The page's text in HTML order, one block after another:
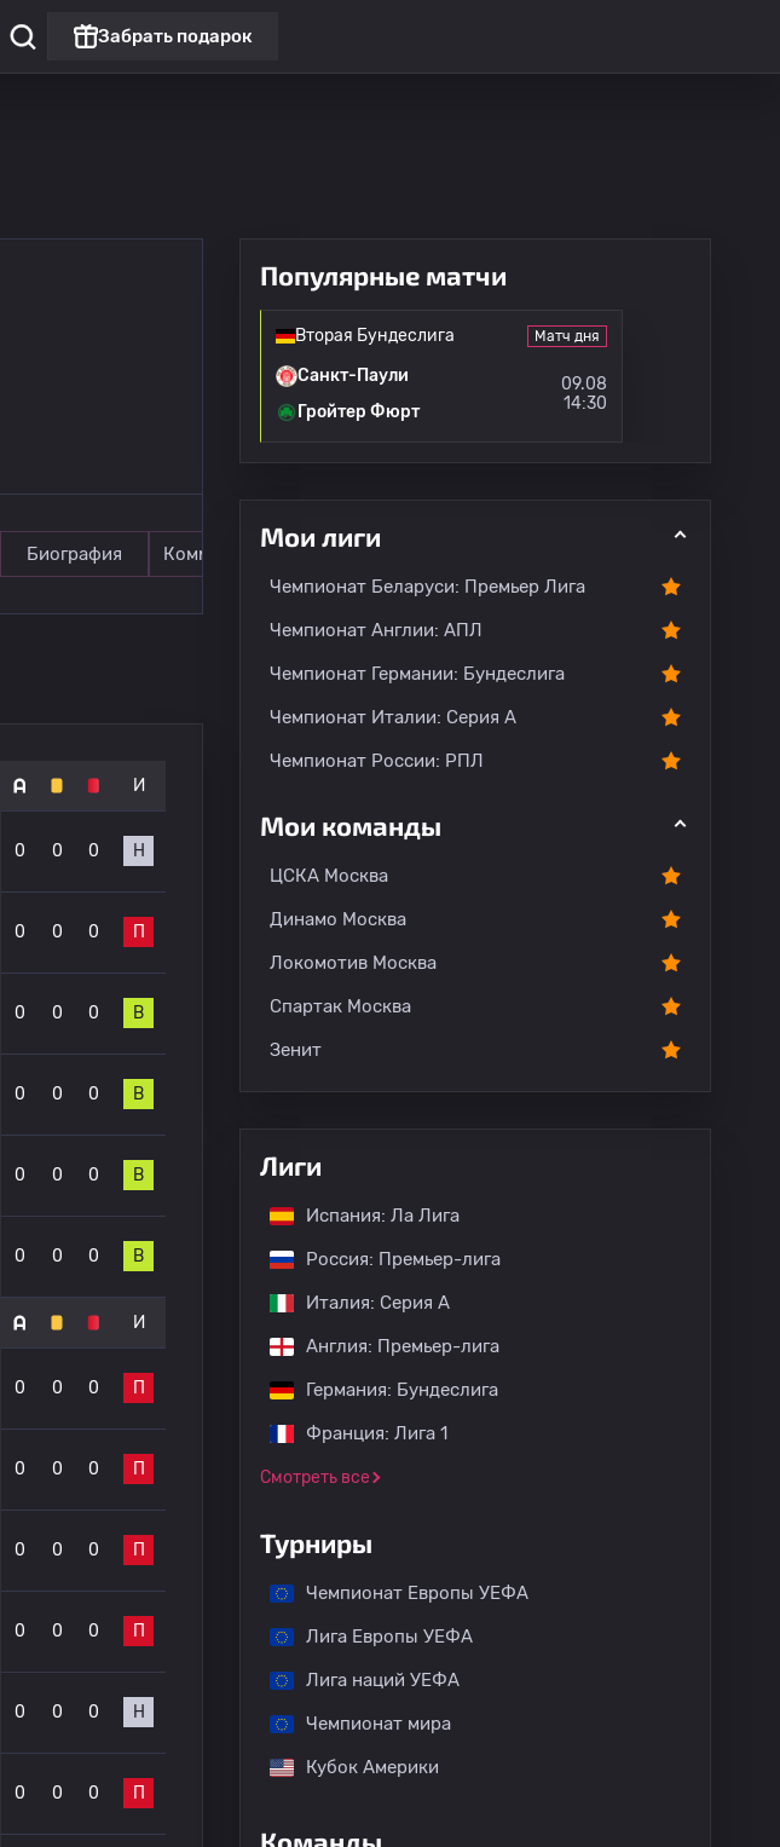
Забрать подарок
Биография Комментарии
И
0 0 0 Н
0 0 0 П
0 0 0 В
0 0 0 В
0 0 0 В
0 0 0 В
И
0 0 0 П
0 0 0 П
0 0 0 П
0 0 0 П
0 0 0 Н
0 0 0 П
Популярные матчи
Вторая Бундеслига Матч дня
Санкт-Паули
Гройтер Фюрт
09.08
14:30
Мои лиги
Чемпионат Беларуси: Премьер Лига
Чемпионат Англии: АПЛ
Чемпионат Германии: Бундеслига
Чемпионат Италии: Серия А
Чемпионат России: РПЛ
Мои команды
ЦСКА Москва
Динамо Москва
Локомотив Москва
Спартак Москва
Зенит
Лиги
Испания: Ла Лига
Россия: Премьер-лига
Италия: Серия А
Англия: Премьер-лига
Германия: Бундеслига
Франция: Лига 1
Смотреть все
Турниры
Чемпионат Европы УЕФА
Лига Европы УЕФА
Лига наций УЕФА
Чемпионат мира
Кубок Америки